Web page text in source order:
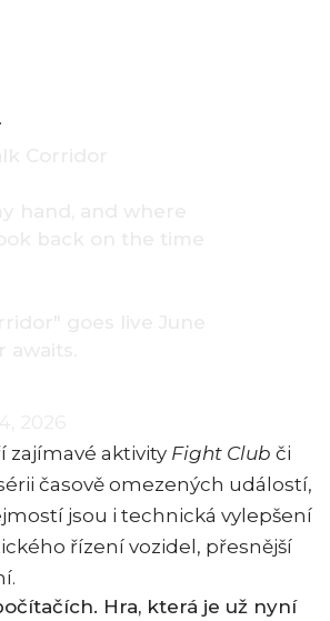
.
zajímavé aktivity Fight Club či
časově omezených událostí,
jsou i technická vylepšení
řízení vozidel, přesnější
Hra, která je už nyní